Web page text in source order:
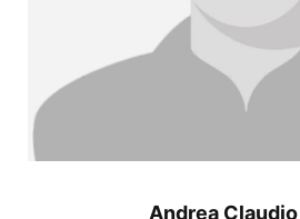
Andrea